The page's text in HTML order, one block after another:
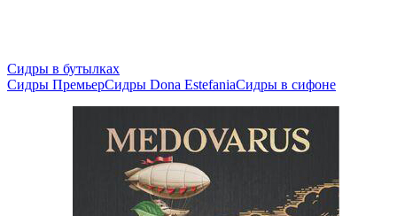
Сидры в бутылках
Сидры ПремьерСидры Dona EstefaniaСидры в сифоне